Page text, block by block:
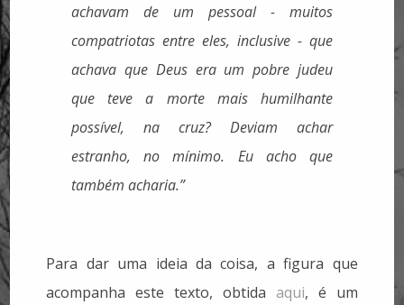
achavam de um pessoal - muitos
compatriotas entre eles, inclusive - que
achava que Deus era um pobre judeu
que teve a morte mais humilhante
possível, na cruz? Deviam achar
estranho, no mínimo. Eu acho que
também acharia.”
Para dar uma ideia da coisa, a figura que
acompanha este texto, obtida aqui, é um